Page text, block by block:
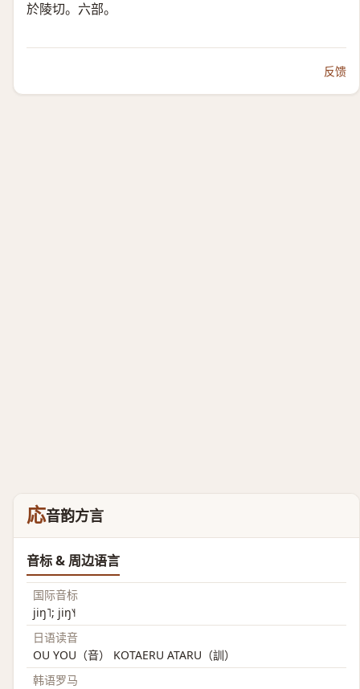
於陵切。六部。
反馈
応音韵方言
音标 & 周边语言
国际音标
jiŋ˥; jiŋ˥˧
日语读音
OU YOU（音） KOTAERU ATARU（訓）
韩语罗马